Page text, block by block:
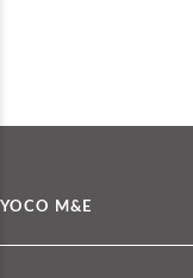
YOCO M&E